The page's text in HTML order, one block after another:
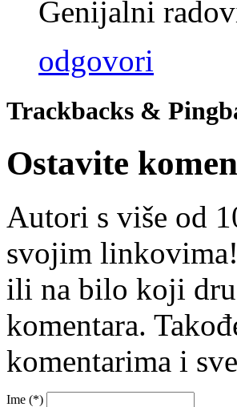
Genijalni
odgovori
Trackbacks &
Ostavite
Autori s više od
svojim
ili na bilo koji
komentara.
komentarima i
Ime (*)